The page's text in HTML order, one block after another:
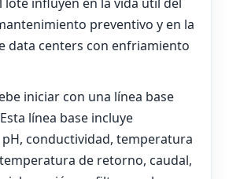
preventivo y en la
data centers con enfriamiento
iniciar con una línea base
línea base incluye
conductividad, temperatura
de retorno, caudal,